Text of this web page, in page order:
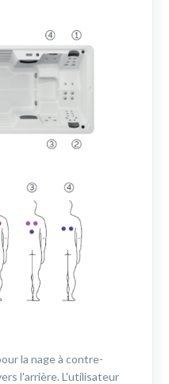
la nage à contre-
l'arrière. L'utilisateur